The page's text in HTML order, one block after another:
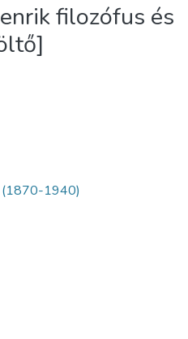
filozófus és
(1870-1940)